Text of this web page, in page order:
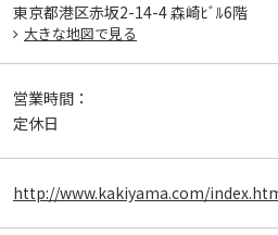
東京都港区赤坂2-14-4 森崎ﾋﾞﾙ6階
大きな地図で見る
営業時間：
定休日
http://www.kakiyama.com/